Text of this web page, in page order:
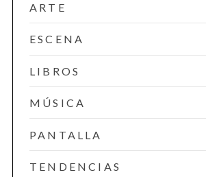
ARTE
ESCENA
LIBROS
MÚSICA
PANTALLA
TENDENCIAS